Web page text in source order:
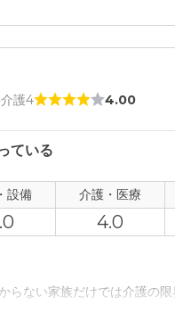
市川大野の評価
た。とても感謝してます。
雰囲気について
て
った施設でした。子供達と
ました。変調に気付いてくれ
護4 4.00
ている
設備 介護・医療
4.0
らない家族だけでは介護の